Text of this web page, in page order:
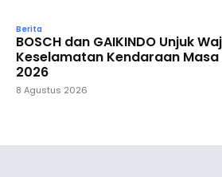
Berita
BOSCH dan GAIKINDO Unjuk
Keselamatan Kendaraan Masa
2026
8 Agustus 2026